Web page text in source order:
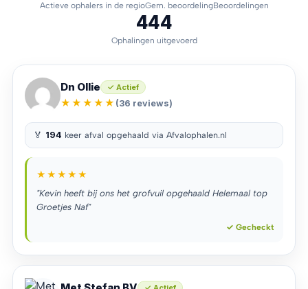
Actieve ophalers in de regioGem. beoordelingBeoordelingen
444
Ophalingen uitgevoerd
Dn Ollie ✓ Actief
★★★★★ (36 reviews)
🏅 194 keer afval opgehaald via Afvalophalen.nl
★★★★★
"Kevin heeft bij ons het grofvuil opgehaald Helemaal top
Groetjes Naf"
✓ Gecheckt